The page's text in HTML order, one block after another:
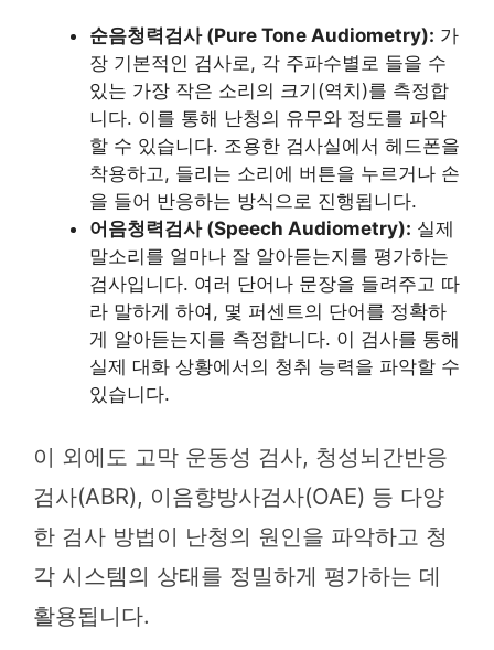
순음청력검사 (Pure Tone Audiometry): 가
장 기본적인 검사로, 각 주파수별로 들을 수
있는 가장 작은 소리의 크기(역치)를 측정합
니다. 이를 통해 난청의 유무와 정도를 파악
할 수 있습니다. 조용한 검사실에서 헤드폰을
착용하고, 들리는 소리에 버튼을 누르거나 손
을 들어 반응하는 방식으로 진행됩니다.
어음청력검사 (Speech Audiometry): 실제
말소리를 얼마나 잘 알아듣는지를 평가하는
검사입니다. 여러 단어나 문장을 들려주고 따
라 말하게 하여, 몇 퍼센트의 단어를 정확하
게 알아듣는지를 측정합니다. 이 검사를 통해
실제 대화 상황에서의 청취 능력을 파악할 수
있습니다.
이 외에도 고막 운동성 검사, 청성뇌간반응
검사(ABR), 이음향방사검사(OAE) 등 다양
한 검사 방법이 난청의 원인을 파악하고 청
각 시스템의 상태를 정밀하게 평가하는 데
활용됩니다.